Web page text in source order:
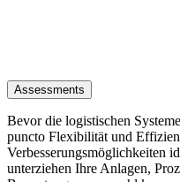
Assessments
Bevor die logistischen
puncto Flexibilität und
Verbesserungsmöglichkeiten
unterziehen Ihre Anlagen,